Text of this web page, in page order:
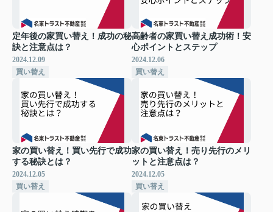
定年後の家買い替え！成功の秘
訣と注意点は？
2024.12.09
買い替え
高齢者の家買い替え成功術！安
心ポイントとステップ
2024.12.06
買い替え
家の買い替え！買い先行で成功
する秘訣とは？
2024.12.05
買い替え
家の買い替え！売り先行のメリ
ットと注意点は？
2024.12.05
買い替え